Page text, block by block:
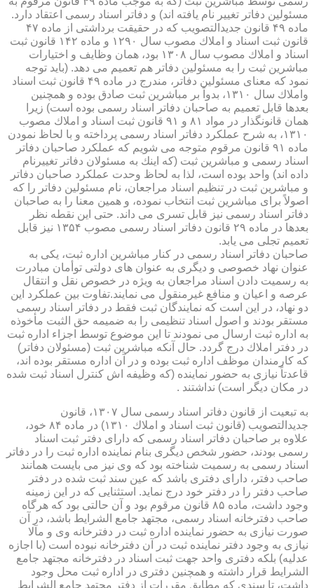
مسئولین دفاتر تغییر نام یافته اند) و دفاتر اسناد رسمی اعتقاد دارد.
ماده ۴۹ قانون جدیدالتصویب كه در حقیقت برداشتی از ماده ۴۷
قانون ثبت اسناد و املاك مصوب سال ۱۲۹۰ و ماده ۱۴۲ قانون ثبت
اسناد و املاك مصوب سال ۱۳۰۸ بود، همان وظایف و اختیارات
مباشرین ثبت را به مسئولین دفاتر هم تعمیم می دهد. (باید توجه
نمود كه معنای مسئولین دفاتر، مندرج در ماده ۴۹ قانون ثبت اسناد
واملاك سال ۱۳۱۰، بدواً بر مباشرین ثبت صادق بوده و همچنین
بعدها قابل تعمیم به صاحبان دفاتر اسناد رسمی بوده است) زیرا
همان قانونگذار در مواد ۸۱ و ۹۱ قانون ثبت اسناد و املاك مصوب
۱۳۱۰، به شرح عملكرد دفاتر اسناد رسمی پرداخته و با لحاظ نمودن
ماده ۹۱ قانون مرقوم متوجه می شویم كه عملكرد صاحبان دفاتر
اسناد رسمی و مباشرین ثبت (كه اینك به مسئولان دفاتر تغییرنام
داده اند) واحد بوده است، لذا به لحاظ وحدت عملكرد صاحبان دفاتر
و مباشرین ثبت در تنظیم اسناد مراجعان، نام مسئولین دفاتر را كه
اصولاً برای مباشرین ثبت انتخاب نموده، و همین معنا را به صاحبان
دفاتر اسناد رسمی نیز قابل تسری می داند. حتی این نقطه نظر
بعدها در ماده ۲۹ قانون دفاتر اسناد رسمی مصوب ۱۳۵۴ نیز قابل
تعمیم تجلی می یابد.
صاحبان دفاتر اسناد رسمی در كنار مباشرین اداره ثبت، یكی به
عنوان نهاد خصوصی و دیگری به عنوان های دولتی توأمان مبادرت
به رسمیت دادن اسناد مراجعان به ویژه در خصوص نقل و انتقال
عرصه و اعیان و منافع غیرمنقول می نمایند.تفاوت بین عملكرد این
دو نهاد، در این است كه نمایندگان ثبت فقط در دفاتر اسناد رسمی
مستقر بودند و اصول اسناد تنظیمی را به ضمیمه حق الثبت مأخوذه
به اداره ثبت ارسال می نمودند تا این موضوع توسط اجزاء اداره ثبت
در دفتر املاك درج گردد. حال آنكه مباشرین ثبت (مسئولان دفاتر)
كه كارمندان موظف اداره ثبت بوده و در آن اداره مستقر بوده اند،
قاعدتاً نیازی به حضور نماینده (كه وظیفه اش كنترل اسناد ثبت شده
در مكان دیگر است) نداشتند .
به تبعیت از قانون دفاتر اسناد رسمی سال ۱۳۰۷، قانون
جدیدالتصویب (قانون ثبت اسناد و املاك ۱۳۱۰) در ماده ۸۴ خود،
علاوه بر صاحبان دفاتر اسناد رسمی كه دارای دفتر ثبت اسناد
رسمی بودند، حضور شخص دیگری بنام نماینده اداره ثبت را در دفاتر
اسناد رسمی به رسمیت شناخته بود كه وی نیز می بایست همانند
صاحب دفتر، دارای دفتری باشد كه عین سند ثبت شده در دفتر
صاحب دفتر را در دفتر خود درج نماید. استثنایی كه در این زمینه
وجود داشت، ماده ۸۵ قانون مرقوم بود و آن حالتی بود كه هرگاه
صاحب دفترخانه اسناد رسمی، مجتهد جامع الشرایط باشد، در آن
صورت نیازی به حضور نماینده اداره ثبت در دفترخانه وی و مآلا
نیازی به وجود دفتر نماینده ثبت در آن دفترخانه نبوده است (با اجازه
عدلیه) بلكه دفتری واحد جهت ثبت اسناد در دفترخانه مجتهد جامع
الشرایط قرار داشته و همچنین دفتری در اداره ثبت محل وجود
داشت، تا سندی كه مطابق مقررات از دفتر مجتهد جامع الشرایط